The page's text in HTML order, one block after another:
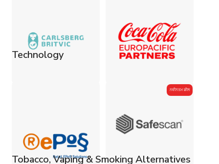
Technology
ਨਵੀਨਤਮ ਡੀਲ
Tobacco, Vaping & Smoking Alternatives